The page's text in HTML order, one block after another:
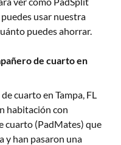
usar nuestra
puedes ahorrar.
de cuarto en
cuarto en Tampa, FL
habitación con
cuarto (PadMates) que
y han pasaron una